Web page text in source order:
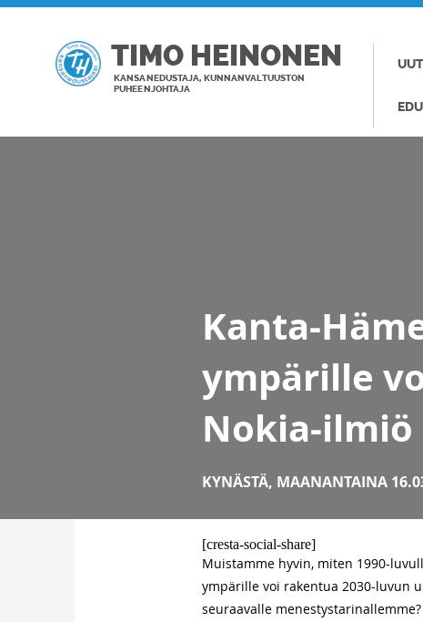
TIMO HEINONEN
KANSANEDUSTAJA, KUNNANVALTUUSTON
PUHEENJOHTAJA
Kanta-
ympärille
Nokia-ilmiö
KYNÄSTÄ, MAANANTAINA
[cresta-social-share]
Muistamme hyvin, miten 1990-
ympärille voi rakentua 2030-luvun
seuraavalle menestystarinallemme?